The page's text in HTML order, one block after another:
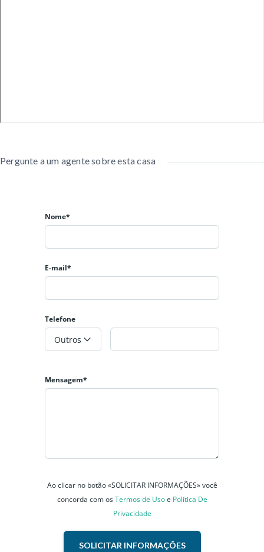
espaços amplos e acabamentos de alto padrão — perfeito para
Pergunte a um agente sobre esta casa
Nome*
E-mail*
Telefone
Outros
Mensagem*
Ao clicar no botão «SOLICITAR INFORMAÇÕES» você
concorda com osTermos de Usoe Política De
Privacidade
SOLICITAR INFORMAÇÕES